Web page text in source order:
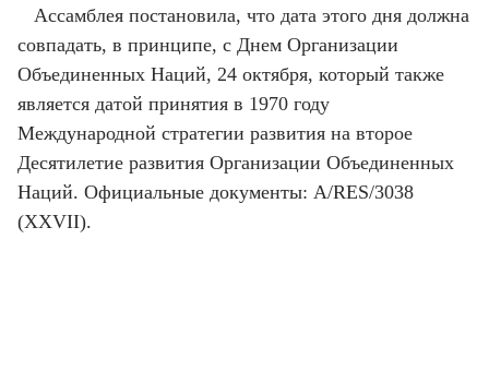
Ассамблея постановила, что дата этого дня должна
совпадать, в принципе, с Днем Организации
Объединенных Наций, 24 октября, который также
является датой принятия в 1970 году
Международной стратегии развития на второе
Десятилетие развития Организации Объединенных
Наций. Официальные документы: A/RES/3038
(XXVII).